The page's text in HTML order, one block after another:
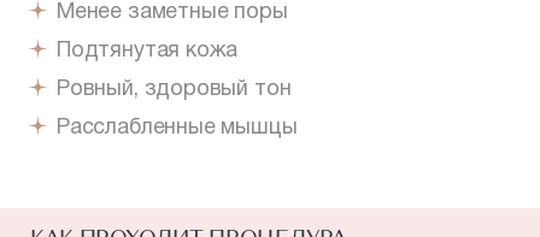
Менее заметные поры
Подтянутая кожа
Ровный, здоровый тон
Расслабленные мышцы